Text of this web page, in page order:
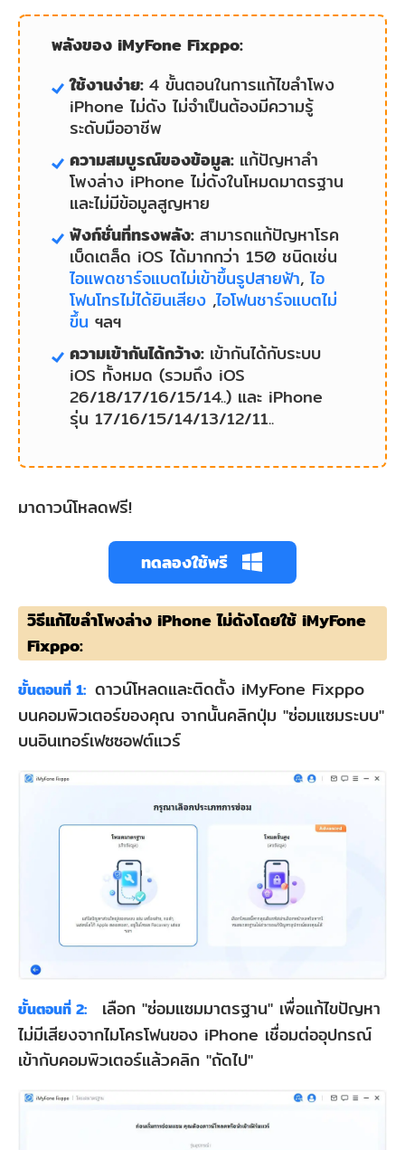
พลังของ iMyFone Fixppo:
ใช้งานง่าย: 4 ขั้นตอนในการแก้ไขลําโพง
iPhone ไม่ดัง ไม่จำเป็นต้องมีความรู้
ระดับมืออาชีพ
ความสมบูรณ์ของข้อมูล: แก้ปัญหาลํา
โพงล่าง iPhone ไม่ดังในโหมดมาตรฐาน
และไม่มีข้อมูลสูญหาย
ฟังก์ชั่นที่ทรงพลัง: สามารถแก้ปัญหาโรค
เบ็ดเตล็ด iOS ได้มากกว่า 150 ชนิดเช่น
ไอแพดชาร์จแบตไม่เข้าขึ้นรูปสายฟ้า, ไอ
โฟนโทรไม่ได้ยินเสียง ,ไอโฟนชาร์จแบตไม่
ขึ้น ฯลฯ
ความเข้ากันได้กว้าง: เข้ากันได้กับระบบ
iOS ทั้งหมด (รวมถึง iOS
26/18/17/16/15/14..) และ iPhone
รุ่น 17/16/15/14/13/12/11..
มาดาวน์โหลดฟรี!
ทดลองใช้พรี
วิธีแก้ไขลําโพงล่าง iPhone ไม่ดังโดยใช้ iMyFone
Fixppo:
ขั้นตอนที่ 1: ดาวน์โหลดและติดตั้ง iMyFone Fixppo
บนคอมพิวเตอร์ของคุณ จากนั้นคลิกปุ่ม "ซ่อมแซมระบบ"
บนอินเทอร์เฟซซอฟต์แวร์
ขั้นตอนที่ 2:
เลือก "ซ่อมแซมมาตรฐาน" เพื่อแก้ไขปัญหา
ไม่มีเสียงจากไมโครโฟนของ iPhone เชื่อมต่ออุปกรณ์
เข้ากับคอมพิวเตอร์แล้วคลิก "ถัดไป"